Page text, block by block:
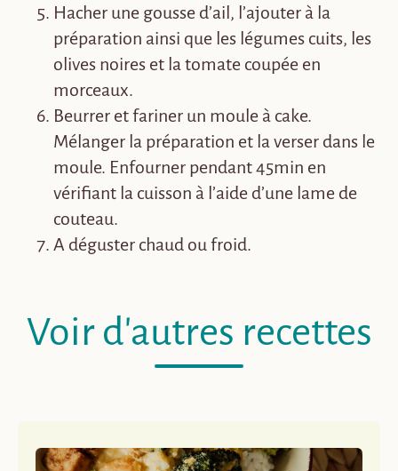
Hacher une gousse d’ail, l’ajouter à la
préparation ainsi que les légumes cuits, les
olives noires et la tomate coupée en
morceaux.
Beurrer et fariner un moule à cake.
Mélanger la préparation et la verser dans le
moule. Enfourner pendant 45min en
vérifiant la cuisson à l’aide d’une lame de
couteau.
A déguster chaud ou froid.
Voir d'autres recettes